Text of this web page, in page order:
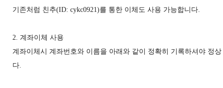
기존처럼 친추(ID: cykc0921)를 통한 이체도 사용 가능합니다.
2. 계좌이체 사용
계좌이체시 계좌번호와 이름을 아래와 같이 정확히 기록하셔야 정
다.